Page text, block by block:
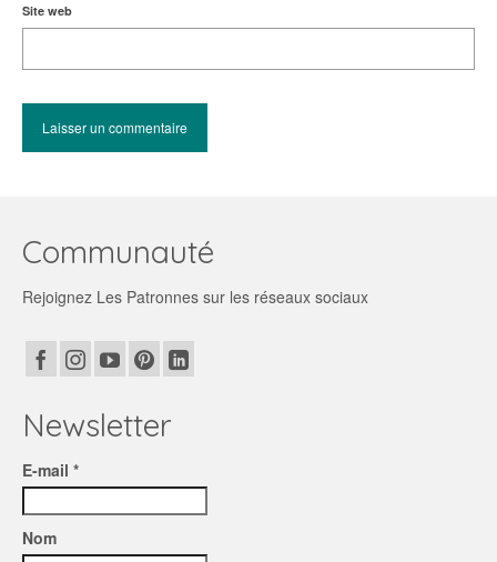
Site web
Communauté
Rejoignez Les Patronnes sur les réseaux sociaux
Newsletter
E-mail *
Nom